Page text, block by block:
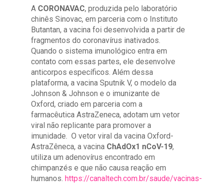
A CORONAVAC, produzida pelo laboratório
chinês Sinovac, em parceria com o Instituto
Butantan, a vacina foi desenvolvida a partir de
fragmentos do coronavírus inativados.
Quando o sistema imunológico entra em
contato com essas partes, ele desenvolve
anticorpos específicos. Além dessa
plataforma, a vacina Sputnik V, o modelo da
Johnson & Johnson e o imunizante de
Oxford, criado em parceria com a
farmacêutica AstraZeneca, adotam um vetor
viral não replicante para promover a
imunidade. O vetor viral da vacina Oxford-
AstraZêneca, a vacina ChAdOx1 nCoV-19,
utiliza um adenovírus encontrado em
chimpanzés e que não causa reação em
humanos. https://canaltech.com.br/saude/vacinas-